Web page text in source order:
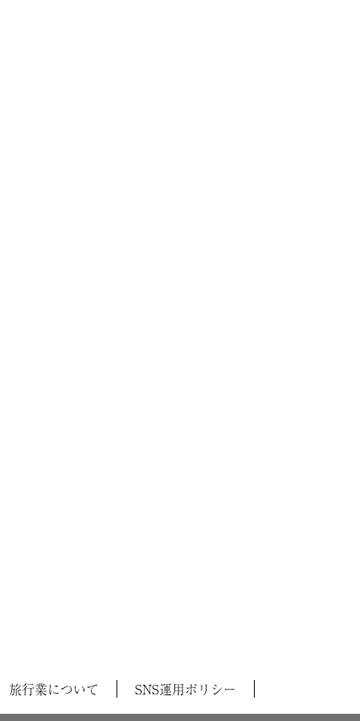
旅行業について SNS運用ポリシー